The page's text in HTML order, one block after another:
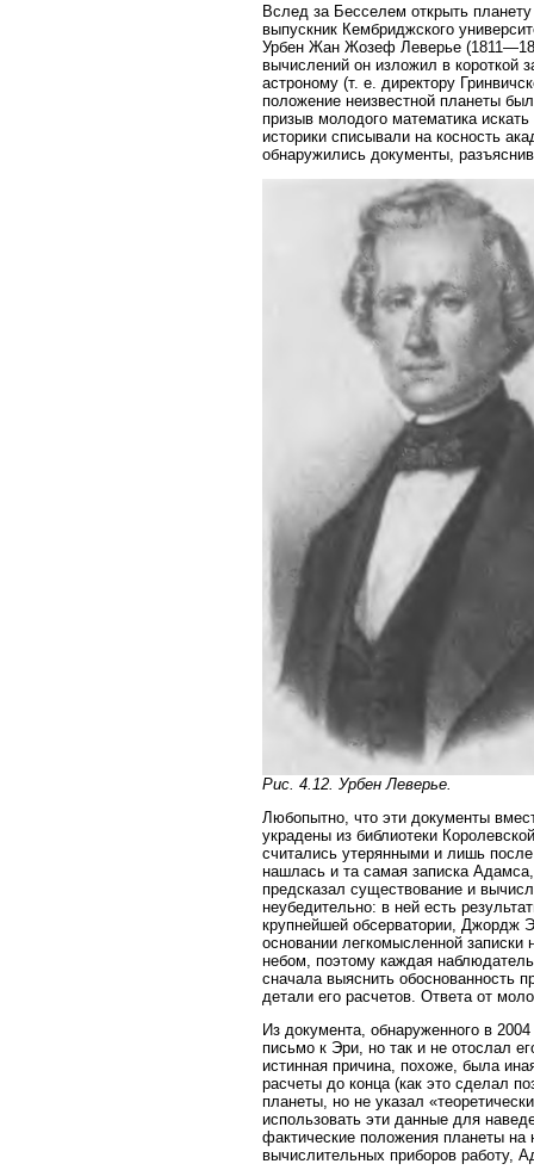
Вслед за Бесселем открыть
выпускник Кембриджского
Урбен Жан Жозеф Леверье
вычислений он изложил в короткой
астроному (т. е. директору
положение неизвестной планеты
призыв молодого математика
историки списывали на косность
обнаружились документы,
Рис. 4.12. Урбен Леверье.
Любопытно, что эти документы
украдены из библиотеки
считались утерянными и лишь
нашлась и та самая записка
предсказал существование и
неубедительно: в ней есть
крупнейшей обсерватории, Джордж
основании легкомысленной записки
небом, поэтому каждая
сначала выяснить обоснованность
детали его расчетов. Ответа от
Из документа, обнаруженного в
письмо к Эри, но так и не отослал
истинная причина, похоже, была
расчеты до конца (как это сделал
планеты, но не указал
использовать эти данные для
фактические положения планеты
вычислительных приборов работу,